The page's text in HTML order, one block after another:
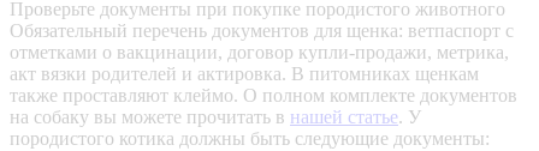
Проверьте документы при покупке породистого животного
Обязательный перечень документов для щенка: ветпаспорт с
отметками о вакцинации, договор купли-продажи, метрика,
акт вязки родителей и актировка. В питомниках щенкам
также проставляют клеймо. О полном комплекте документов
на собаку вы можете прочитать в нашей статье. У
породистого котика должны быть следующие документы: